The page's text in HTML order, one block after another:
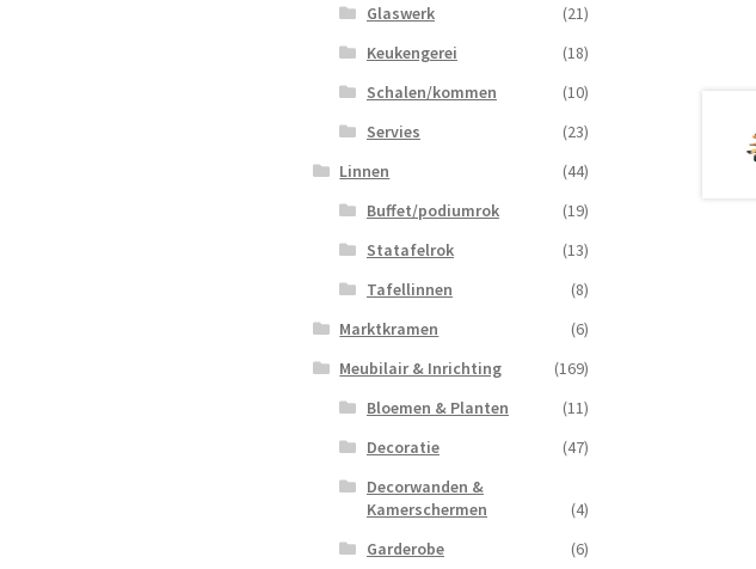
Glaswerk
(21)
Keukengerei
(18)
Schalen/kommen
(10)
Servies
(23)
Linnen
(44)
Buffet/podiumrok
(19)
Statafelrok
(13)
Tafellinnen
(8)
Marktkramen
(6)
Meubilair & Inrichting
(169)
Bloemen & Planten
(11)
Decoratie
(47)
Decorwanden &
Kamerschermen
(4)
Garderobe
(6)